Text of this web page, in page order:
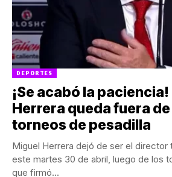
DEPORTES
¡Se acabó la
Herrera queda fuera
torneos de pesadilla
Miguel Herrera dejó de ser el director
este martes 30 de abril, luego de los
que firmó...